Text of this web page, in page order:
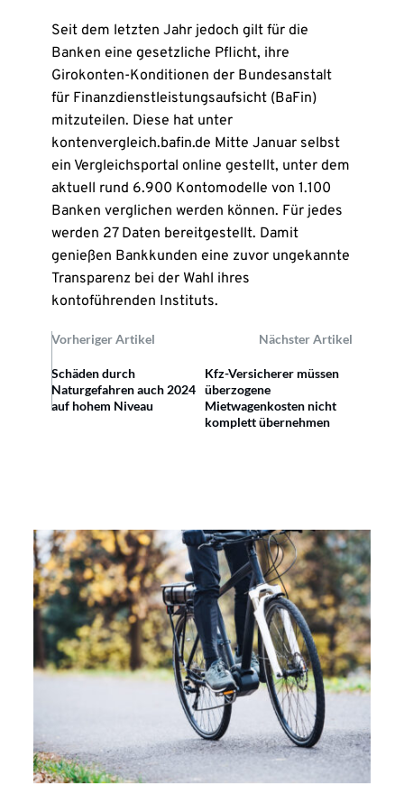
Seit dem letzten Jahr jedoch gilt für die
Banken eine gesetzliche Pflicht, ihre
Girokonten-Konditionen der Bundesanstalt
für Finanzdienstleistungsaufsicht (BaFin)
mitzuteilen. Diese hat unter
kontenvergleich.bafin.de Mitte Januar selbst
ein Vergleichsportal online gestellt, unter dem
aktuell rund 6.900 Kontomodelle von 1.100
Banken verglichen werden können. Für jedes
werden 27 Daten bereitgestellt. Damit
genießen Bankkunden eine zuvor ungekannte
Transparenz bei der Wahl ihres
kontoführenden Instituts.
Vorheriger Artikel Nächster Artikel
Schäden durch
Naturgefahren auch 2024
auf hohem Niveau
Kfz-Versicherer müssen
überzogene
Mietwagenkosten nicht
komplett übernehmen